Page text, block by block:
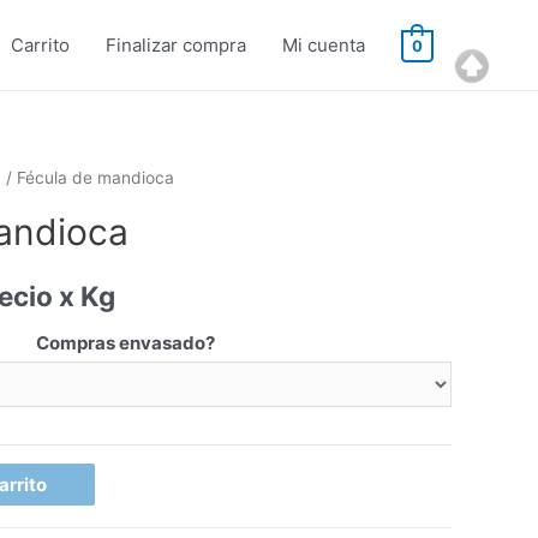
Carrito Finalizar compra Mi cuenta 0
/ Fécula de mandioca
x Kg
Compras envasado?